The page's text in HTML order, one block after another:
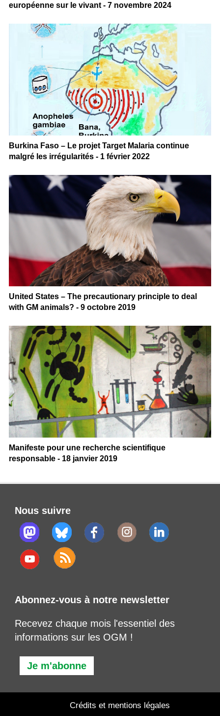
européenne sur le vivant - 7 novembre 2024
Burkina Faso – Le projet Target Malaria continue
malgré les irrégularités - 1 février 2022
United States – The precautionary principle to deal
with GM animals? - 9 octobre 2019
Manifeste pour une recherche scientifique
responsable - 18 janvier 2019
Nous suivre
Abonnez-vous à notre newsletter
Recevez chaque mois l'essentiel des
informations sur les OGM !
Je m'abonne
Crédits et mentions légales